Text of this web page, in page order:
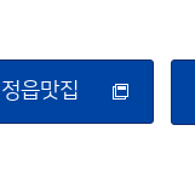
정읍맛집